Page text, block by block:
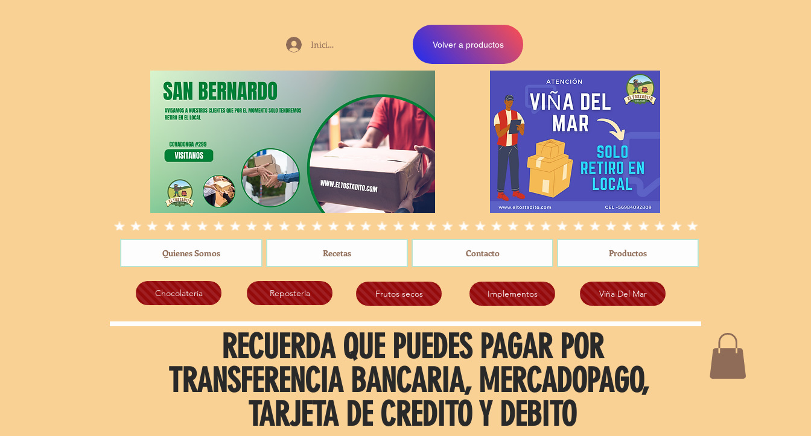
Iniciar sesión Volver a productos
Quienes Somos Recetas Contacto Productos
Chocolatería Repostería Frutos secos Implementos Viña Del Mar
RECUERDA QUE PUEDES PAGAR POR
TRANSFERENCIA BANCARIA, MERCADOPAGO,
TARJETA DE CREDITO Y DEBITO